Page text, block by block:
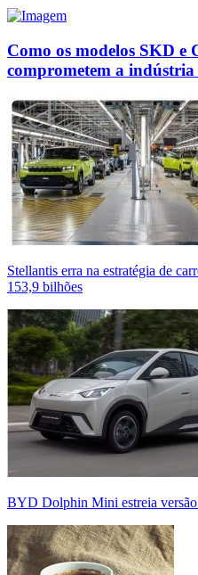
Como os modelos SKD e
comprometem a
Stellantis erra na estratégia de
153,9 bilhões
BYD Dolphin Mini estreia versão